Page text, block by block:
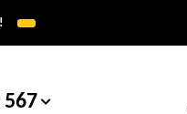
567